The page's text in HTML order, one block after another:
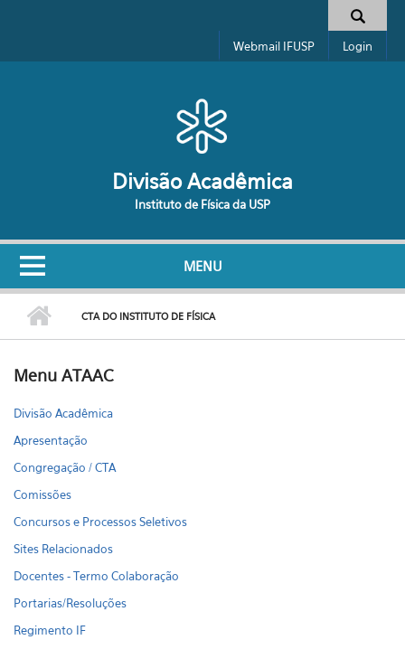
Formulário de busca
Webmail IFUSP Login
Divisão Acadêmica
Instituto de Física da USP
MENU
CTA DO INSTITUTO DE FÍSICA
Menu ATAAC
Divisão Acadêmica
Apresentação
Congregação / CTA
Comissões
Concursos e Processos Seletivos
Sites Relacionados
Docentes - Termo Colaboração
Portarias/Resoluções
Regimento IF